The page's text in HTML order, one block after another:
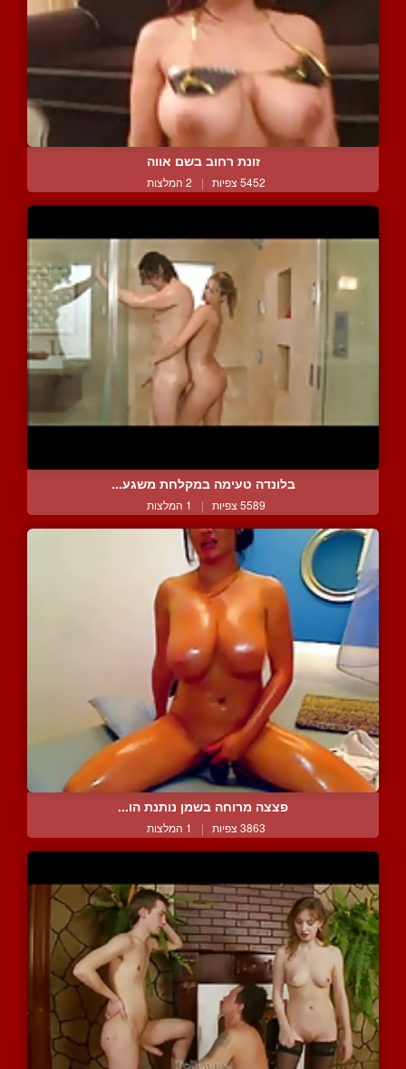
זונת רחוב בשם אווה
5452 צפיות | 2 המלצות
בלונדה טעימה במקלחת משגע...
5589 צפיות | 1 המלצות
פצצה מרוחה בשמן נותנת הו...
3863 צפיות | 1 המלצות